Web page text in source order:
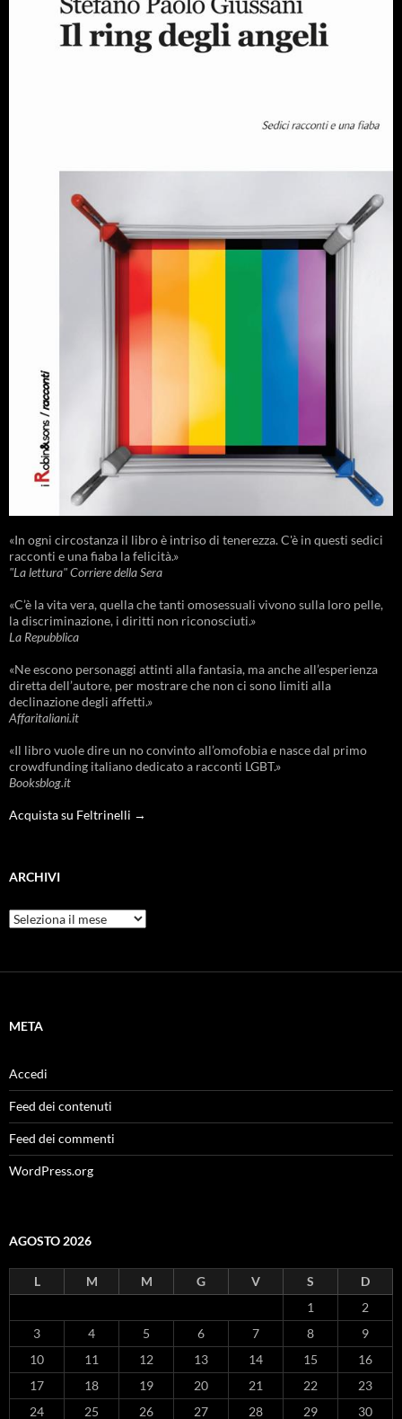
«In ogni circostanza il libro è intriso di tenerezza. C'è in questi sedici
racconti e una fiaba la felicità.»
"La lettura" Corriere della Sera
«C’è la vita vera, quella che tanti omosessuali vivono sulla loro pelle,
la discriminazione, i diritti non riconosciuti.»
La Repubblica
«Ne escono personaggi attinti alla fantasia, ma anche all’esperienza
diretta dell’autore, per mostrare che non ci sono limiti alla
declinazione degli affetti.»
Affaritaliani.it
«Il libro vuole dire un no convinto all’omofobia e nasce dal primo
crowdfunding italiano dedicato a racconti LGBT.»
Booksblog.it
Acquista su Feltrinelli →
ARCHIVI
Archivi
META
Accedi
Feed dei contenuti
Feed dei commenti
WordPress.org
AGOSTO 2026
L M M G V S
D
1
2
3
4 5 6 7 8
9
10
11 12 13 14 15
16
17
18 19 20 21 22
23
24
25 26 27 28 29 30